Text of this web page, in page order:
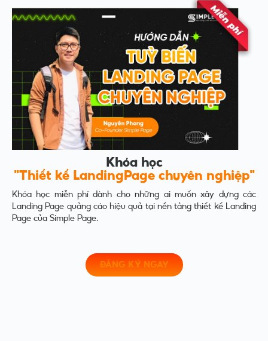
Khóa học
"Thiết kế LandingPage chuyên nghiệp"
Khóa học miễn phí dành cho những ai muốn xây dựng các
Landing Page quảng cáo hiệu quả tại nền tảng thiết kế Landing
Page của Simple Page.
ĐĂNG KÝ NGAY